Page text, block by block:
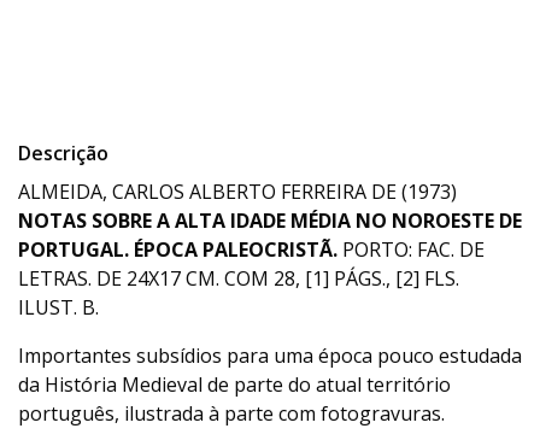
Descrição
ALMEIDA, CARLOS ALBERTO FERREIRA DE (1973)
NOTAS SOBRE A ALTA IDADE MÉDIA NO NOROESTE DE
PORTUGAL. ÉPOCA PALEOCRISTÃ. PORTO: FAC. DE
LETRAS. DE 24X17 CM. COM 28, [1] PÁGS., [2] FLS.
ILUST. B.
Importantes subsídios para uma época pouco estudada
da História Medieval de parte do atual território
português, ilustrada à parte com fotogravuras.